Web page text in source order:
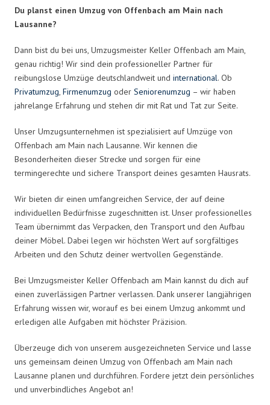
Du planst einen Umzug von Offenbach am Main nach
Lausanne?
Dann bist du bei uns, Umzugsmeister Keller Offenbach am Main,
genau richtig! Wir sind dein professioneller Partner für
reibungslose Umzüge deutschlandweit und international. Ob
Privatumzug, Firmenumzug oder Seniorenumzug – wir haben
jahrelange Erfahrung und stehen dir mit Rat und Tat zur Seite.
Unser Umzugsunternehmen ist spezialisiert auf Umzüge von
Offenbach am Main nach Lausanne. Wir kennen die
Besonderheiten dieser Strecke und sorgen für eine
termingerechte und sichere Transport deines gesamten Hausrats.
Wir bieten dir einen umfangreichen Service, der auf deine
individuellen Bedürfnisse zugeschnitten ist. Unser professionelles
Team übernimmt das Verpacken, den Transport und den Aufbau
deiner Möbel. Dabei legen wir höchsten Wert auf sorgfältiges
Arbeiten und den Schutz deiner wertvollen Gegenstände.
Bei Umzugsmeister Keller Offenbach am Main kannst du dich auf
einen zuverlässigen Partner verlassen. Dank unserer langjährigen
Erfahrung wissen wir, worauf es bei einem Umzug ankommt und
erledigen alle Aufgaben mit höchster Präzision.
Überzeuge dich von unserem ausgezeichneten Service und lasse
uns gemeinsam deinen Umzug von Offenbach am Main nach
Lausanne planen und durchführen. Fordere jetzt dein persönliches
und unverbindliches Angebot an!